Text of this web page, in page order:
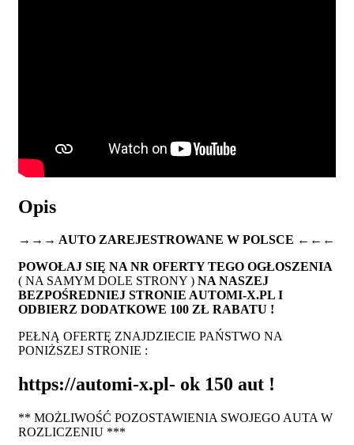
Opis
→→→ AUTO ZAREJESTROWANE W POLSCE ←←←
POWOŁAJ SIĘ NA NR OFERTY TEGO OGŁOSZENIA
( NA SAMYM DOLE STRONY ) NA NASZEJ
BEZPOŚREDNIEJ STRONIE AUTOMI-X.PL I
ODBIERZ DODATKOWE 100 ZŁ RABATU !
PEŁNĄ OFERTĘ ZNAJDZIECIE PAŃSTWO NA
PONIŻSZEJ STRONIE :
https://automi-x.pl- ok 150 aut !
** MOŻLIWOŚĆ POZOSTAWIENIA SWOJEGO AUTA W
ROZLICZENIU ***